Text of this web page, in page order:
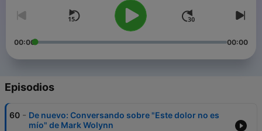
También forma parte de nuestra comunidad en instagram para
más consejos ;)
00:00 00:00
Episodios
60 - De nuevo: Conversando sobre "Este dolor no es
mío" de Mark Wolynn